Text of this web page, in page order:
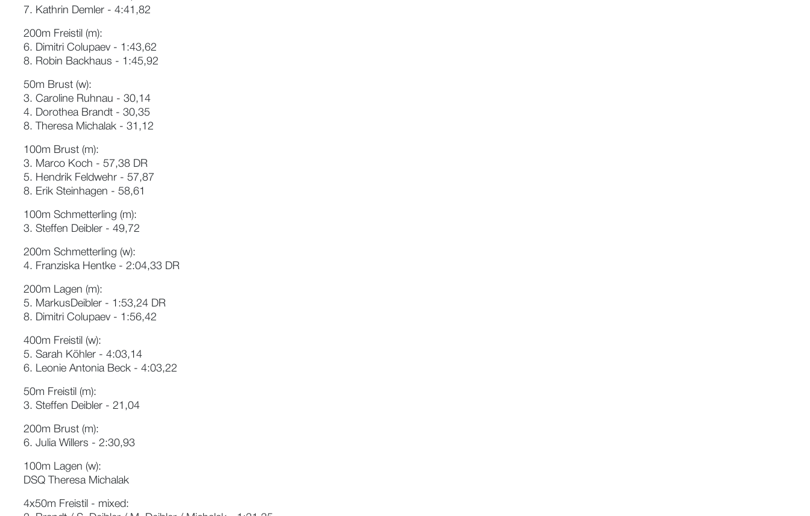
7. Kathrin Demler - 4:41,82
200m Freistil (m):
6. Dimitri Colupaev - 1:43,62
8. Robin Backhaus - 1:45,92
50m Brust (w):
3. Caroline Ruhnau - 30,14
4. Dorothea Brandt - 30,35
8. Theresa Michalak - 31,12
100m Brust (m):
3. Marco Koch - 57,38 DR
5. Hendrik Feldwehr - 57,87
8. Erik Steinhagen - 58,61
100m Schmetterling (m):
3. Steffen Deibler - 49,72
200m Schmetterling (w):
4. Franziska Hentke - 2:04,33 DR
200m Lagen (m):
5. MarkusDeibler - 1:53,24 DR
8. Dimitri Colupaev - 1:56,42
400m Freistil (w):
5. Sarah Köhler - 4:03,14
6. Leonie Antonia Beck - 4:03,22
50m Freistil (m):
3. Steffen Deibler - 21,04
200m Brust (m):
6. Julia Willers - 2:30,93
100m Lagen (w):
DSQ Theresa Michalak
4x50m Freistil - mixed: